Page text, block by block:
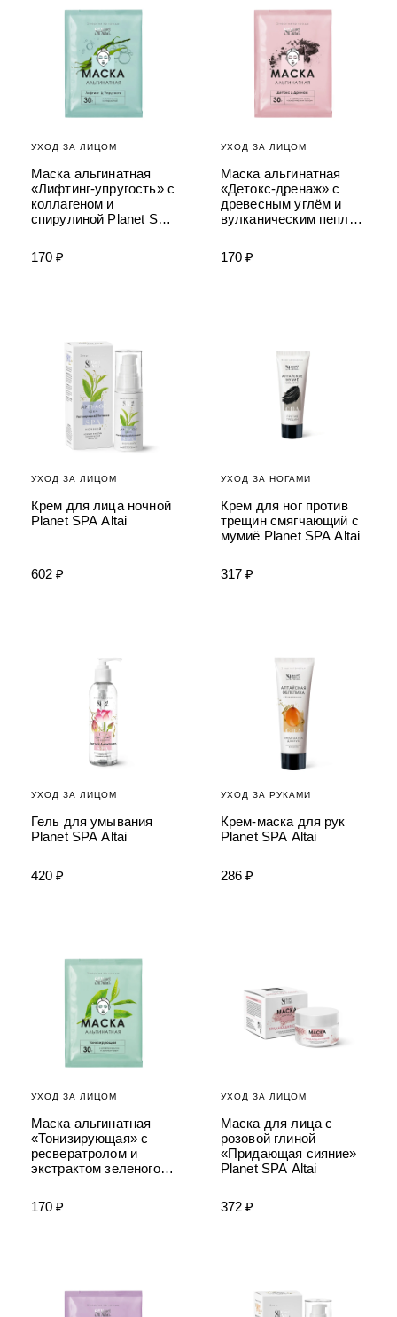
УХОД ЗА ЛИЦОМ
Маска альгинатная
«Лифтинг-упругость» с
коллагеном и
спирулиной Planet SPA
170 ₽
УХОД ЗА ЛИЦОМ
Маска альгинатная
«Детокс-дренаж» с
древесным углём и
вулканическим пеплом
170 ₽
УХОД ЗА ЛИЦОМ
Крем для лица ночной
Planet SPA Altai
602 ₽
УХОД ЗА НОГАМИ
Крем для ног против
трещин смягчающий с
мумиё Planet SPA Altai
317 ₽
УХОД ЗА ЛИЦОМ
Гель для умывания
Planet SPA Altai
420 ₽
УХОД ЗА РУКАМИ
Крем-маска для рук
Planet SPA Altai
286 ₽
УХОД ЗА ЛИЦОМ
Маска альгинатная
«Тонизирующая» с
ресвератролом и
экстрактом зеленого
170 ₽
УХОД ЗА ЛИЦОМ
Маска для лица с
розовой глиной
«Придающая сияние»
Planet SPA Altai
372 ₽